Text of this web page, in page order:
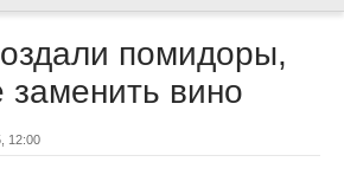
помидоры,
заменить вино
12:00